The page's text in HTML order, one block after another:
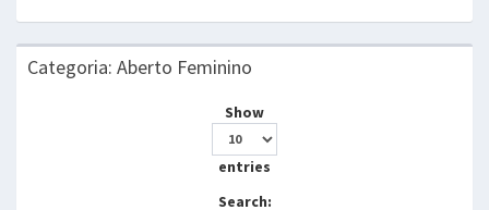
Categoria: Aberto Feminino
Show
entries
Search: